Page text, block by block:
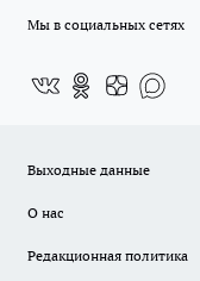
Мы в социальных сетях
Выходные данные
О нас
Редакционная политика